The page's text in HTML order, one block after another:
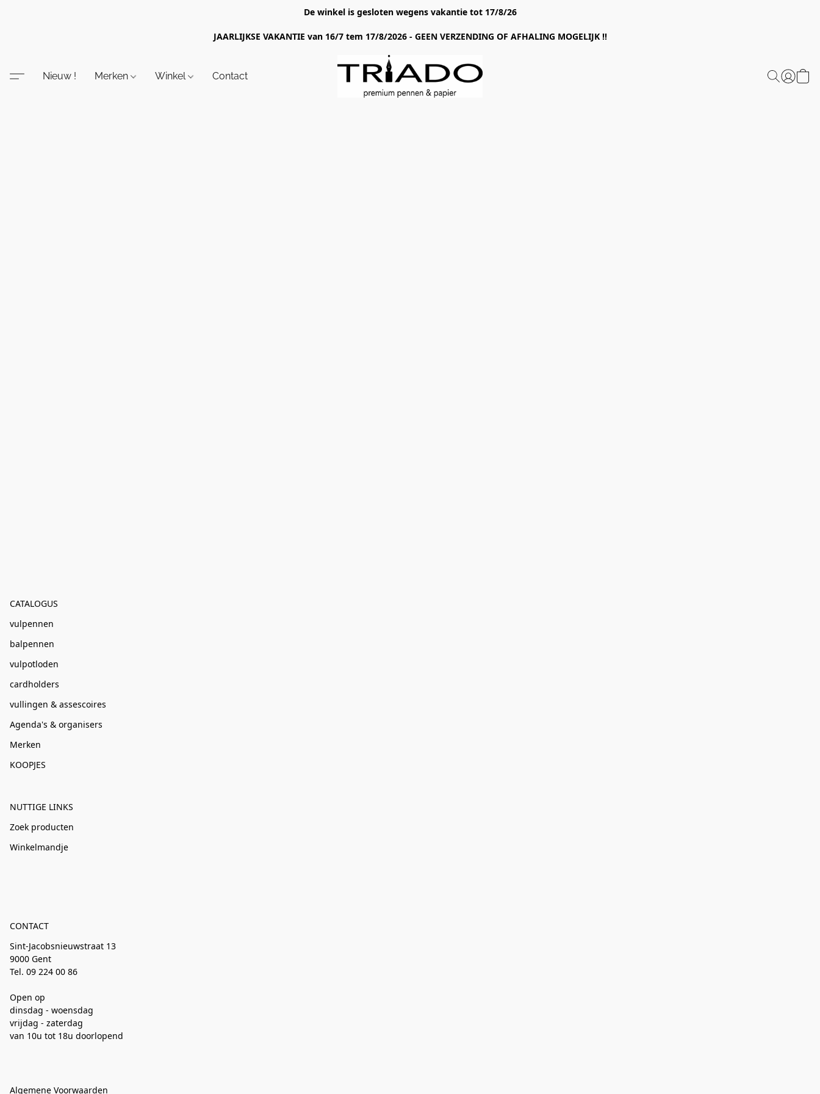
De winkel is gesloten wegens vakantie tot 17/8/26
JAARLIJKSE VAKANTIE van 16/7 tem 17/8/2026 - GEEN VERZENDING OF AFHALING MOGELIJK !!
Nieuw ! Merken Winkel Contact
CATALOGUS
vulpennen
balpennen
vulpotloden
cardholders
vullingen & assescoires
Agenda's & organisers
Merken
KOOPJES
NUTTIGE LINKS
Zoek producten
Winkelmandje
CONTACT
Sint-Jacobsnieuwstraat 13
9000 Gent
Tel. 09 224 00 86
Open op
dinsdag - woensdag
vrijdag - zaterdag
van 10u tot 18u doorlopend
Algemene Voorwaarden